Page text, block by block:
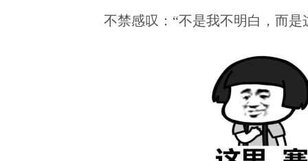
不禁感叹：“不是我不明白，而是